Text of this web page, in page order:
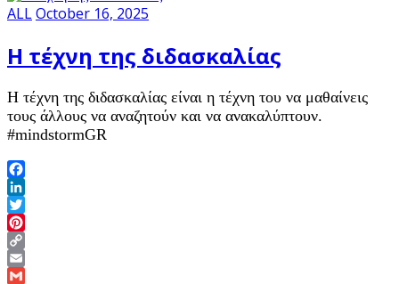
ALLOctober 16, 2025
Η τέχνη της διδασκαλίας
H τέχνη της διδασκαλίας είναι η τέχνη του να μαθαίνεις
τους άλλους να αναζητούν και να ανακαλύπτουν.
#mindstormGR
Facebook
LinkedIn
Twitter
Pinterest
Copy
Link
Email